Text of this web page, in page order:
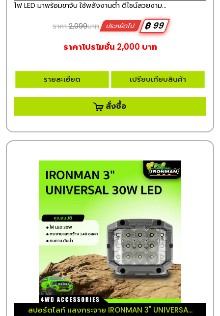
ไฟ LED มาพร้อมขาจับ ใช้พลังงานต่ำ ดีไซน์สวยงาม...
ราคา2,099บาท ประหยัดไป
฿ 99
ราคาโปรโมชั่น 2,000 บาท
รายละเอียด เปรียบเทียบสินค้า
สั่งซื้อ
สปอร์ตไลท์ แสงกระจาย IRONMAN 3" UNIVERSA...